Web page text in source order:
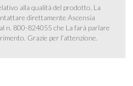
alla qualità del prodotto, La
direttamente Ascensia
n. 800-824055 che La farà parlare
Grazie per l’attenzione.